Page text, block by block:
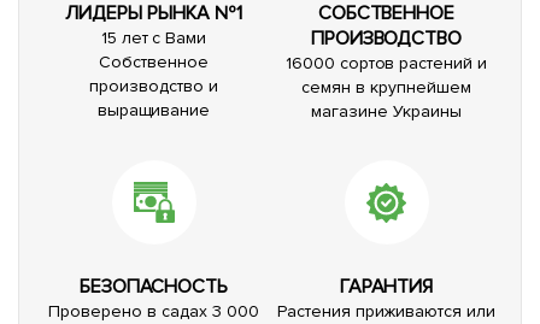
ЛИДЕРЫ РЫНКА №1
15 лет с Вами
Собственное
производство и
выращивание
СОБСТВЕННОЕ
ПРОИЗВОДСТВО
16000 сортов растений и
семян в крупнейшем
магазине Украины
БЕЗОПАСНОСТЬ
Проверено в садах 3 000
ГАРАНТИЯ
Растения приживаются или